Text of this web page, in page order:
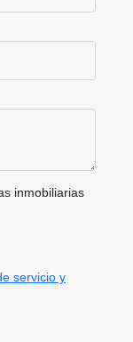
inmobiliarias
servicio y